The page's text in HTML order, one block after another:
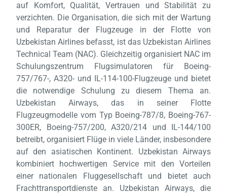
auf Komfort, Qualität, Vertrauen und Stabilität zu
verzichten. Die Organisation, die sich mit der Wartung
und Reparatur der Flugzeuge in der Flotte von
Uzbekistan Airlines befasst, ist das Uzbekistan Airlines
Technical Team (NAC). Gleichzeitig organisiert NAC im
Schulungszentrum Flugsimulatoren für Boeing-
757/767-, A320- und IL-114-100-Flugzeuge und bietet
die notwendige Schulung zu diesem Thema an.
Uzbekistan Airways, das in seiner Flotte
Flugzeugmodelle vom Typ Boeing-787/8, Boeing-767-
300ER, Boeing-757/200, A320/214 und IL-144/100
betreibt, organisiert Flüge in viele Länder, insbesondere
auf den asiatischen Kontinent. Uzbekistan Airways
kombiniert hochwertigen Service mit den Vorteilen
einer nationalen Fluggesellschaft und bietet auch
Frachttransportdienste an. Uzbekistan Airways, die